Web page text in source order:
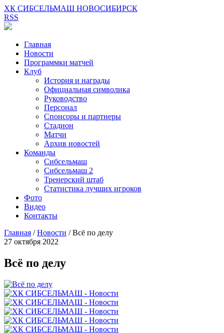
ХК СИБСЕЛЬМАШ НОВОСИБИРСК
RSS
Главная
Новости
Программки матчей
Клуб
История и награды
Официальная символика
Руководство
Персонал
Спонсоры и партнеры
Стадион
Матчи
Архив новостей
Команды
Сибсельмаш
Сибсельмаш 2
Тренерский штаб
Статистика лучших игроков
Фото
Видео
Контакты
Главная /Новости /Всё по делу
27 октября 2022
Всё по делу